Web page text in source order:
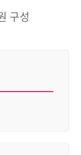
구성